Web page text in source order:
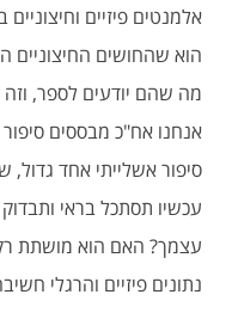
אלמנטים פיזיים
הוא שהחושים החיצוניים
מה שהם יודעים לספר,
אנחנו אח"כ מבססים
סיפור אשלייתי אחד
עכשיו תסתכל בראי
עצמך? האם הוא מושתת
נתונים פיזיים והרגלי